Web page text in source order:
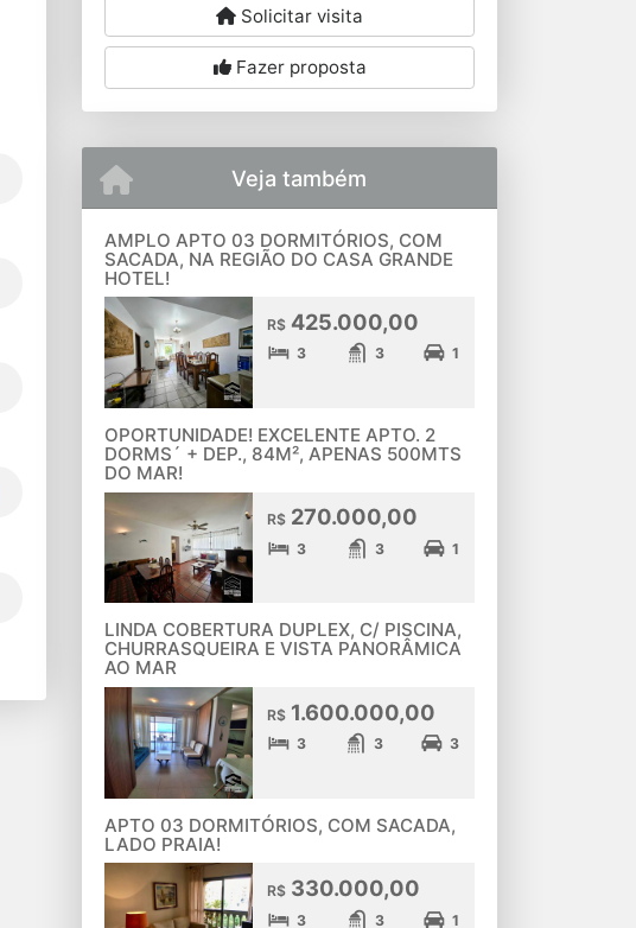
Solicitar visita
Fazer proposta
Veja também
AMPLO APTO 03 DORMITÓRIOS, COM
SACADA, NA REGIÃO DO CASA GRANDE
HOTEL!
R$425.000,00
3 3 1
OPORTUNIDADE! EXCELENTE APTO. 2
DORMS´ + DEP., 84M², APENAS 500MTS
DO MAR!
R$270.000,00
3 3 1
LINDA COBERTURA DUPLEX, C/ PISCINA,
CHURRASQUEIRA E VISTA PANORÂMICA
AO MAR
R$1.600.000,00
3 3 3
APTO 03 DORMITÓRIOS, COM SACADA,
LADO PRAIA!
R$330.000,00
3 3 1